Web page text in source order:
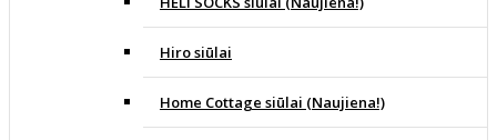
Hiro siūlai
Home Cottage siūlai (Naujiena!)